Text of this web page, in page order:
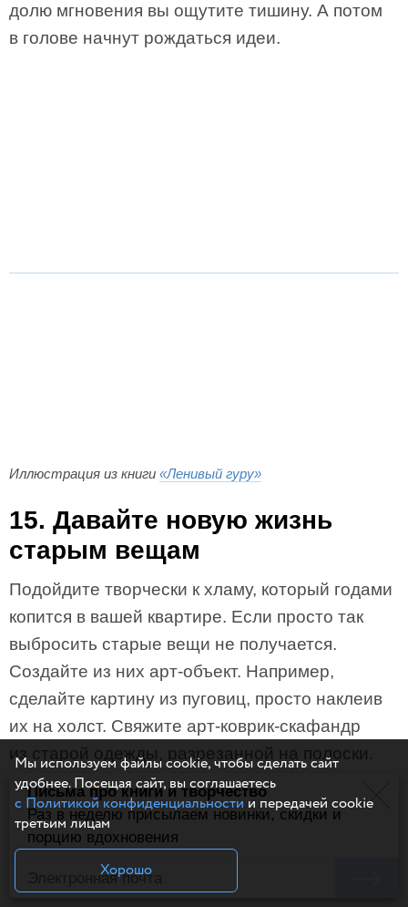
долю мгновения вы ощутите тишину. А потом
в голове начнут рождаться идеи.
Иллюстрация из книги «Ленивый гуру»
15. Давайте новую жизнь
старым вещам
Подойдите творчески к хламу, который годами
копится в вашей квартире. Если просто так
выбросить старые вещи не получается.
Создайте из них арт-объект. Например,
сделайте картину из пуговиц, просто наклеив
их на холст. Свяжите арт-коврик-скафандр
из старой одежды, разрезанной на полоски.
Письма про книги и творчество
Раз в неделю присылаем новинки, скидки и
порцию вдохновения
Мы используем файлы cookie, чтобы сделать сайт
удобнее. Посещая сайт, вы соглашаетесь
с Политикой конфиденциальностии передачей cookie
третьим лицам
Хорошо